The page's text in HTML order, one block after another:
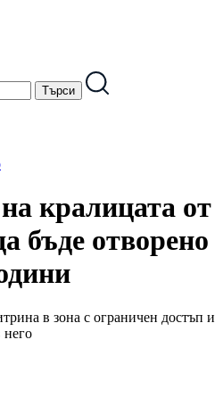
кралицата от
бъде отворено
в зона с ограничен достъп и
него